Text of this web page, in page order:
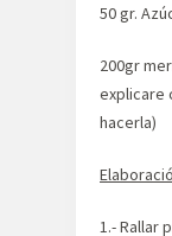
50 gr.
200gr
explicare
hacerla)
1.- Rallar